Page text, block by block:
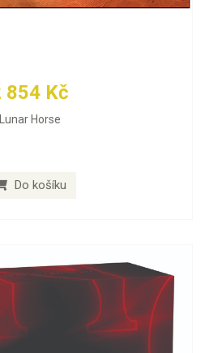
854 Kč
Lunar Horse
Do košíku